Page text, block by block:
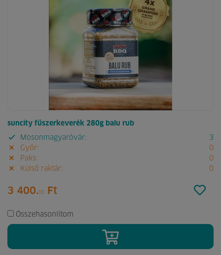
suncity fűszerkeverék 280g balu rub
Mosonmagyaróvár:
3
Győr:
0
Paks:
0
Külső raktár:
0
3 400.00 Ft
Összehasonlítom